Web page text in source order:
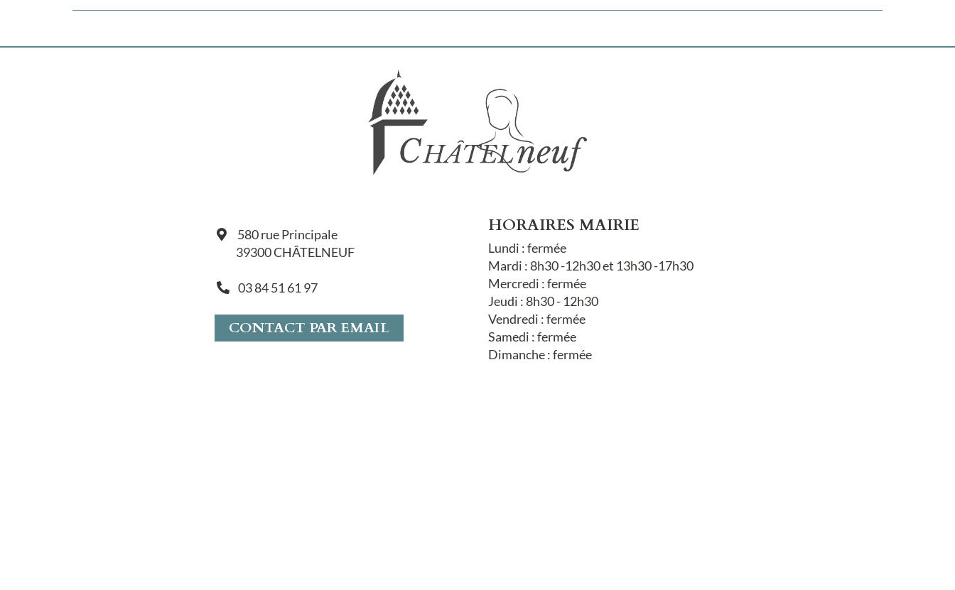
580 rue Principale
39300 CHÂTELNEUF
03 84 51 61 97
CONTACT PAR EMAIL
HORAIRES MAIRIE
Lundi : fermée
Mardi : 8h30 -12h30 et 13h30 -17h30
Mercredi : fermée
Jeudi : 8h30 - 12h30
Vendredi : fermée
Samedi : fermée
Dimanche : fermée